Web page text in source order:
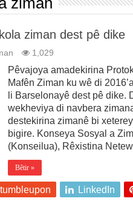
ziman dest pê dike
1,029
Pêvajoya amadekirina
Mafên Ziman ku wê di
li Barselonayê dest pê dike.
wekheviya di navbera
destekirina zimanê bi
bigire. Konseya Sosyal a
(Konseilua), Rêxistina
Bêtir »
LinkedIn